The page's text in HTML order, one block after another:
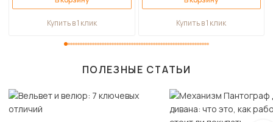
Купить в 1 клик Купить в 1 клик
ПОЛЕЗНЫЕ СТАТЬИ